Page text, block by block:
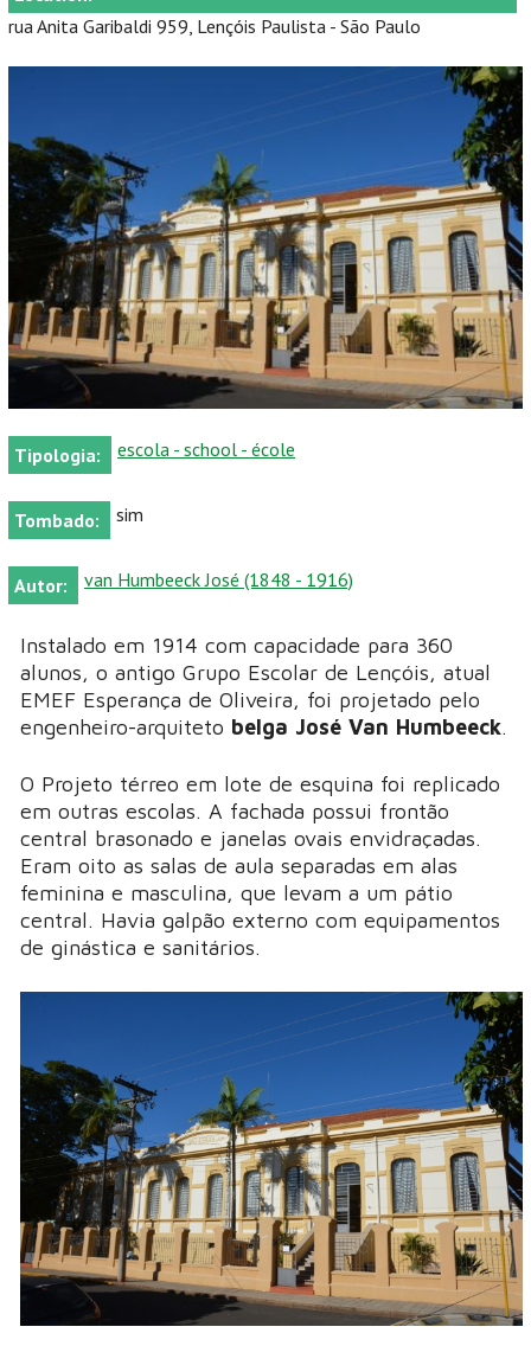
rua Anita Garibaldi 959, Lençóis Paulista - São Paulo
Tipologia: escola - school - école
Tombado: sim
Autor: van Humbeeck José (1848 - 1916)
Instalado em 1914 com capacidade para 360
alunos, o antigo Grupo Escolar de Lençóis, atual
EMEF Esperança de Oliveira, foi projetado pelo
engenheiro-arquiteto belga José Van Humbeeck.
O Projeto térreo em lote de esquina foi replicado
em outras escolas. A fachada possui frontão
central brasonado e janelas ovais envidraçadas.
Eram oito as salas de aula separadas em alas
feminina e masculina, que levam a um pátio
central. Havia galpão externo com equipamentos
de ginástica e sanitários.